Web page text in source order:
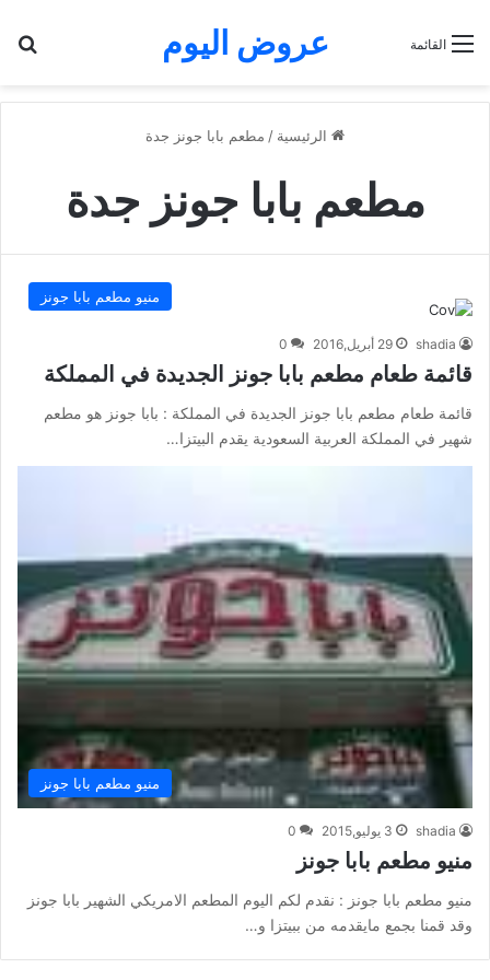
عروض اليوم القائمة
الرئيسية / مطعم بابا جونز جدة
مطعم بابا جونز جدة
منيو مطعم بابا جونز
shadia 29 أبريل,2016 0
قائمة طعام مطعم بابا جونز الجديدة في المملكة
قائمة طعام مطعم بابا جونز الجديدة في المملكة : بابا جونز هو مطعم
شهير في المملكة العربية السعودية يقدم البيتزا…
منيو مطعم بابا جونز
shadia 3 يوليو,2015 0
منيو مطعم بابا جونز
منيو مطعم بابا جونز : نقدم لكم اليوم المطعم الامريكي الشهير بابا جونز
وقد قمنا بجمع مايقدمه من ببيتزا و…